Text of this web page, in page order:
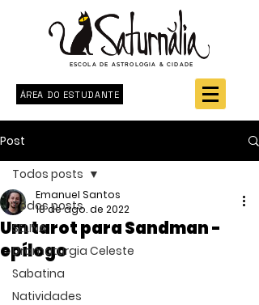
ESCOLA DE ASTROLOGIA & CIDADE
ÁREA DO ESTUDANTE
Post
Todos posts
SELINA
Dramaturgia Celeste
Sabatina
Natividades
Todos posts
Um tarot para Sandman -
epílogo
Emanuel Santos
18 de ago. de 2022